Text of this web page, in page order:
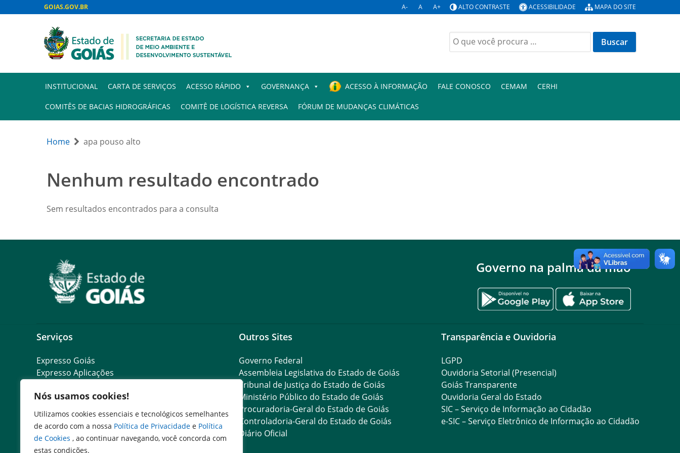
Nós usamos cookies!
Utilizamos cookies essenciais e tecnológicos semelhantes
de acordo com a nossa Política de Privacidade e Política
de Cookies , ao continuar navegando, você concorda com
estas condições.
GOIAS.GOV.BR A- A A+ ALTO CONTRASTE ACESSIBILIDADE MAPA DO SITE
Buscar
por:
INSTITUCIONAL CARTA DE SERVIÇOS ACESSO RÁPIDO GOVERNANÇA ACESSO À INFORMAÇÃO FALE CONOSCO CEMAM CERHI
COMITÊS DE BACIAS HIDROGRÁFICAS COMITÊ DE LOGÍSTICA REVERSA FÓRUM DE MUDANÇAS CLIMÁTICAS
Home apa pouso alto
Nenhum resultado encontrado
Sem resultados encontrados para a consulta
Governo na palma da mão
Serviços
Expresso Goiás
Expresso Aplicações
SEI Governadoria
Cadastro de Autoridades
Escola de Governo
Agenda de Autoridades
Outros Sites
Governo Federal
Assembleia Legislativa do Estado de Goiás
Tribunal de Justiça do Estado de Goiás
Ministério Público do Estado de Goiás
Procuradoria-Geral do Estado de Goiás
Controladoria-Geral do Estado de Goiás
Diário Oficial
Transparência e Ouvidoria
LGPD
Ouvidoria Setorial (Presencial)
Goiás Transparente
Ouvidoria Geral do Estado
SIC – Serviço de Informação ao Cidadão
e-SIC – Serviço Eletrônico de Informação ao Cidadão